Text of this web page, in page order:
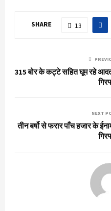
SHARE 13
315 बोर के कट्टे सहित घूम रहे
NEXT
तीन बर्षो से फरार पाँच हजार के